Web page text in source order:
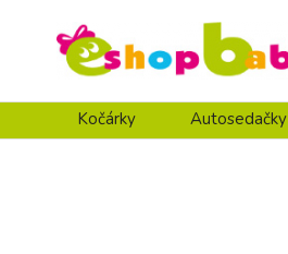
Kočárky Autosedačky